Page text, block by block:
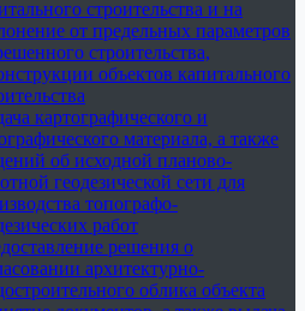
строительства и на
от предельных параметров
строительства,
объектов капитального
картографического и
материала, а также
об исходной планово-
геодезической сети для
топографо-
работ
решения о
архитектурно-
облика объекта